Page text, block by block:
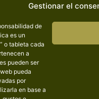
Gestionar el
de
es un
o tableta cada
a
pueden ser
pueda
por
en base a